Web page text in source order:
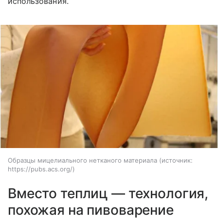
Образцы мицелиального нетканого материала
источник:
https://pubs.acs.org/
Вместо теплиц — технология,
похожая на пивоварение